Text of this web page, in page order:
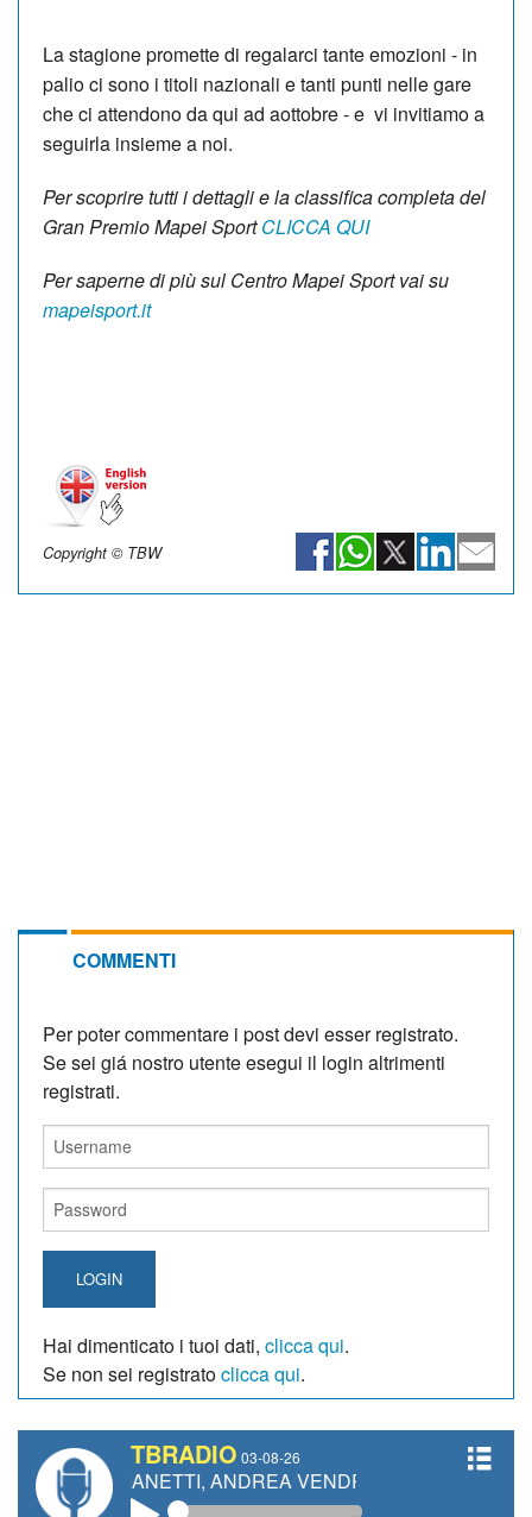
La stagione promette di regalarci tante emozioni - in
palio ci sono i titoli nazionali e tanti punti nelle gare
che ci attendono da qui ad aottobre - e vi invitiamo a
seguirla insieme a noi.
Per scoprire tutti i dettagli e la classifica completa del
Gran Premio Mapei SportCLICCA QUI
Per saperne di più sul Centro Mapei Sport vai su
mapeisport.it
Copyright © TBW
COMMENTI
Per poter commentare i post devi esser registrato.
Se sei giá nostro utente esegui il login altrimenti
registrati.
LOGIN
Hai dimenticato i tuoi dati, clicca qui.
Se non sei registratoclicca qui.
TBRADIO 03-08-26
GIANETTI, ANDREA VENDRAME, FILIPPO FIORELLI